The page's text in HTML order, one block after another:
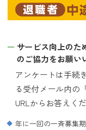
サービス向上のた
のご協力をお願い
アンケートは手続
る受付メール内の
URLからお答えくだ
年に一回の一斉募集